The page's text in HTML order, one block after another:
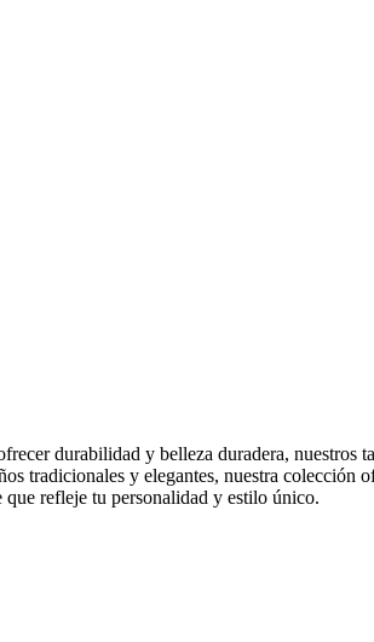
durabilidad y belleza duradera, nuestros
tradicionales y elegantes, nuestra colección
que refleje tu personalidad y estilo único.